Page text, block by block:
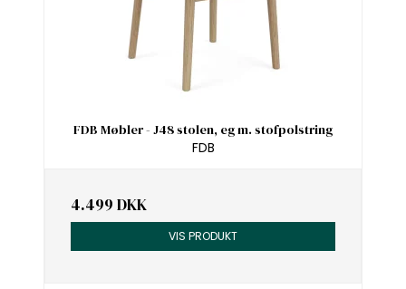
FDB Møbler - J48 stolen, eg m. stofpolstring
FDB
4.499 DKK
VIS PRODUKT